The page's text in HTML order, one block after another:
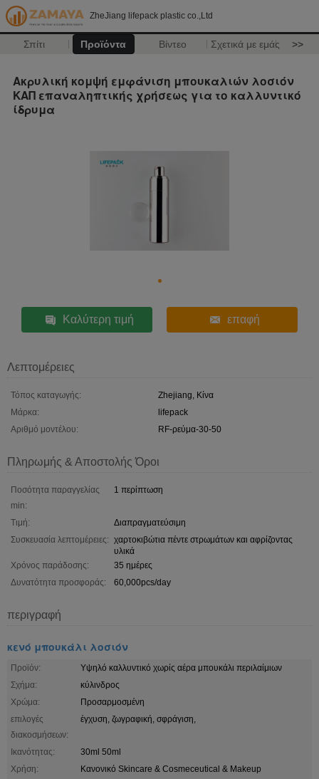
ZheJiang lifepack plastic co.,Ltd
Σπίτι Προϊόντα Βίντεο Σχετικά με εμάς >>
Ακρυλική κομψή εμφάνιση μπουκαλιών λοσιόν
ΚΑΠ επαναληπτικής χρήσεως για το καλλυντικό
ίδρυμα
Καλύτερη τιμή επαφή
Λεπτομέρειες
Τόπος καταγωγής:
Zhejiang, Κίνα
Μάρκα:
lifepack
Αριθμό μοντέλου:
RF-ρεύμα-30-50
Πληρωμής & Αποστολής Όροι
Ποσότητα παραγγελίας
min:
1 περίπτωση
Τιμή:
Διαπραγματεύσιμη
Συσκευασία λεπτομέρειες: χαρτοκιβώτια πέντε στρωμάτων και αφρίζοντας
υλικά
Χρόνος παράδοσης:
35 ημέρες
Δυνατότητα προσφοράς:
60,000pcs/day
περιγραφή
κενό μπουκάλι λοσιόν
Προϊόν:
Υψηλό καλλυντικό χωρίς αέρα μπουκάλι περιλαίμιων
Σχήμα:
κύλινδρος
Χρώμα:
Προσαρμοσμένη
επιλογές
διακοσμήσεων:
έγχυση, ζωγραφική, σφράγιση,
Ικανότητας:
30ml 50ml
Χρήση:
Κανονικό Skincare & Cosmeceutical & Makeup